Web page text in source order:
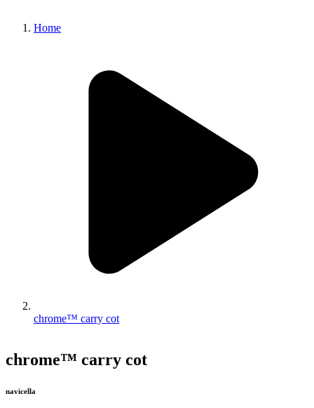
Home
chrome™ carry cot
chrome™ carry cot
navicella